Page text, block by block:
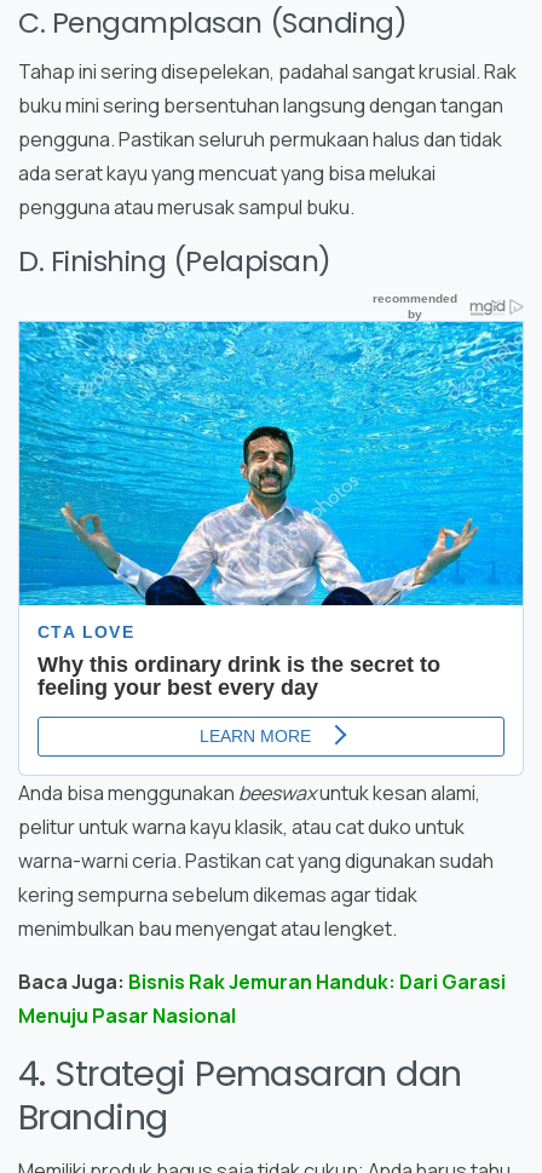
C. Pengamplasan (Sanding)
Tahap ini sering disepelekan, padahal sangat krusial. Rak
buku mini sering bersentuhan langsung dengan tangan
pengguna. Pastikan seluruh permukaan halus dan tidak
ada serat kayu yang mencuat yang bisa melukai
pengguna atau merusak sampul buku.
D. Finishing (Pelapisan)
Anda bisa menggunakan beeswaxuntuk kesan alami,
pelitur untuk warna kayu klasik, atau cat duko untuk
warna-warni ceria. Pastikan cat yang digunakan sudah
kering sempurna sebelum dikemas agar tidak
menimbulkan bau menyengat atau lengket.
Baca Juga: Bisnis Rak Jemuran Handuk: Dari Garasi
Menuju Pasar Nasional
4. Strategi Pemasaran dan
Branding